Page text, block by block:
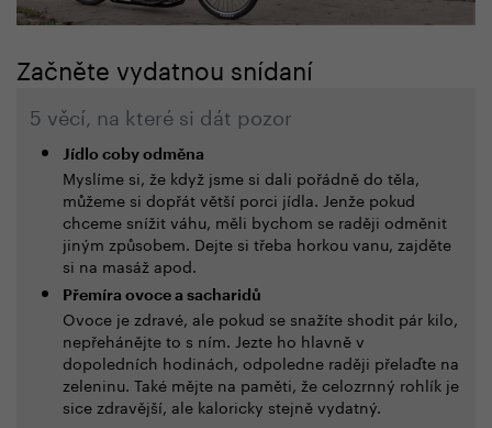
Začněte vydatnou snídaní
5 věcí, na které si dát pozor
Jídlo coby odměna
Myslíme si, že když jsme si dali pořádně do těla,
můžeme si dopřát větší porci jídla. Jenže pokud
chceme snížit váhu, měli bychom se raději odměnit
jiným způsobem. Dejte si třeba horkou vanu, zajděte
si na masáž apod.
Přemíra ovoce a sacharidů
Ovoce je zdravé, ale pokud se snažíte shodit pár kilo,
nepřehánějte to s ním. Jezte ho hlavně v
dopoledních hodinách, odpoledne raději přelaďte na
zeleninu. Také mějte na paměti, že celozrnný rohlík je
sice zdravější, ale kaloricky stejně vydatný.